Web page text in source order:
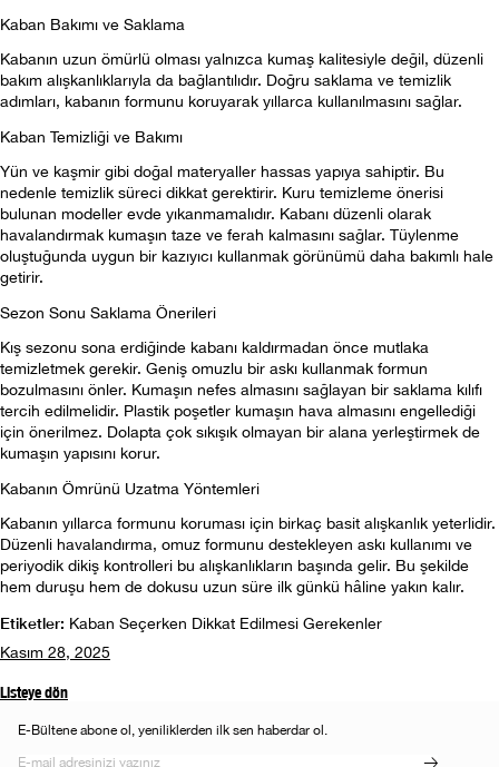
Kaban Bakımı ve Saklama
Kabanın uzun ömürlü olması yalnızca kumaş kalitesiyle değil, düzenli
bakım alışkanlıklarıyla da bağlantılıdır. Doğru saklama ve temizlik
adımları, kabanın formunu koruyarak yıllarca kullanılmasını sağlar.
Kaban Temizliği ve Bakımı
Yün ve kaşmir gibi doğal materyaller hassas yapıya sahiptir. Bu
nedenle temizlik süreci dikkat gerektirir. Kuru temizleme önerisi
bulunan modeller evde yıkanmamalıdır. Kabanı düzenli olarak
havalandırmak kumaşın taze ve ferah kalmasını sağlar. Tüylenme
oluştuğunda uygun bir kazıyıcı kullanmak görünümü daha bakımlı hale
getirir.
Sezon Sonu Saklama Önerileri
Kış sezonu sona erdiğinde kabanı kaldırmadan önce mutlaka
temizletmek gerekir. Geniş omuzlu bir askı kullanmak formun
bozulmasını önler. Kumaşın nefes almasını sağlayan bir saklama kılıfı
tercih edilmelidir. Plastik poşetler kumaşın hava almasını engellediği
için önerilmez. Dolapta çok sıkışık olmayan bir alana yerleştirmek de
kumaşın yapısını korur.
Kabanın Ömrünü Uzatma Yöntemleri
Kabanın yıllarca formunu koruması için birkaç basit alışkanlık yeterlidir.
Düzenli havalandırma, omuz formunu destekleyen askı kullanımı ve
periyodik dikiş kontrolleri bu alışkanlıkların başında gelir. Bu şekilde
hem duruşu hem de dokusu uzun süre ilk günkü hâline yakın kalır.
Etiketler: Kaban Seçerken Dikkat Edilmesi Gerekenler
Kasım 28, 2025
Listeye dön
E-Bültene abone ol, yeniliklerden ilk sen haberdar ol.